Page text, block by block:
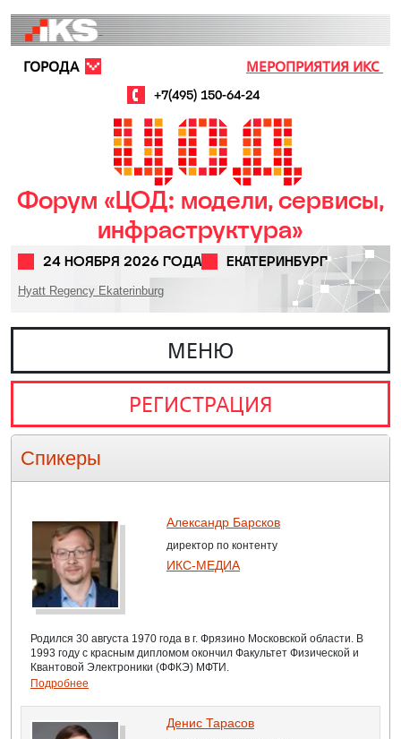
МЕРОПРИЯТИЯ ИКС
+7(495) 150-64-24
ГОРОДА
Форум «ЦОД: модели, сервисы,
инфраструктура»
24 НОЯБРЯ 2026 ГОДА ЕКАТЕРИНБУРГ
Hyatt Regency Ekaterinburg
МЕНЮ
РЕГИСТРАЦИЯ
Спикеры
Александр Барсков
директор по контенту
ИКС-МЕДИА
Родился 30 августа 1970 года в г. Фрязино Московской области. В
1993 году с красным дипломом окончил Факультет Физической и
Квантовой Электроники (ФФКЭ) МФТИ.
Подробнее
Денис Тарасов